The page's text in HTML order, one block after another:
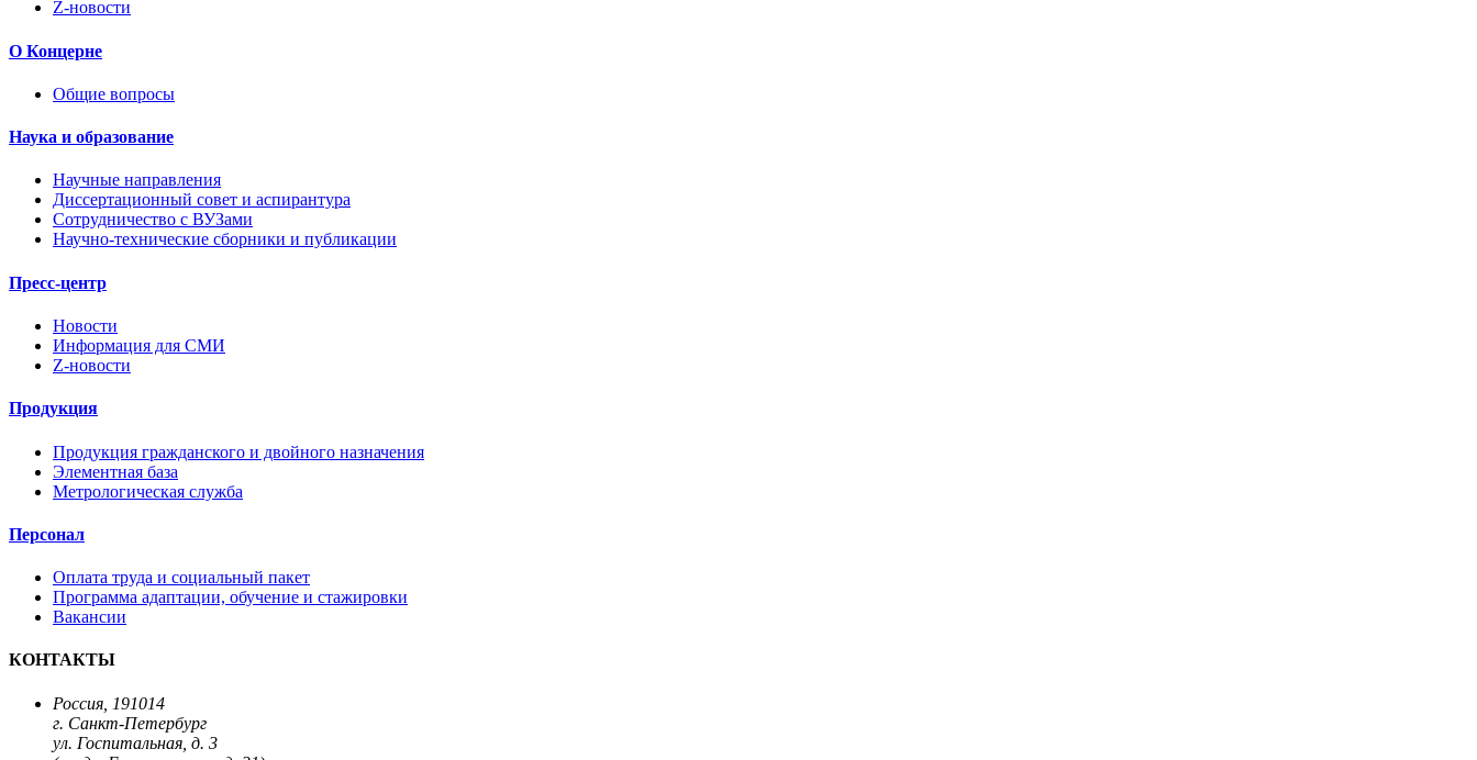
Z-новости
О Концерне
Общие вопросы
Наука и образование
Научные направления
Диссертационный совет и аспирантура
Сотрудничество с ВУЗами
Научно-технические сборники и публикации
Пресс-центр
Новости
Информация для СМИ
Z-новости
Продукция
Продукция гражданского и двойного назначения
Элементная база
Метрологическая служба
Персонал
Оплата труда и социальный пакет
Программа адаптации, обучение и стажировки
Вакансии
КОНТАКТЫ
Россия, 191014
г. Санкт-Петербург
ул. Госпитальная, д. 3